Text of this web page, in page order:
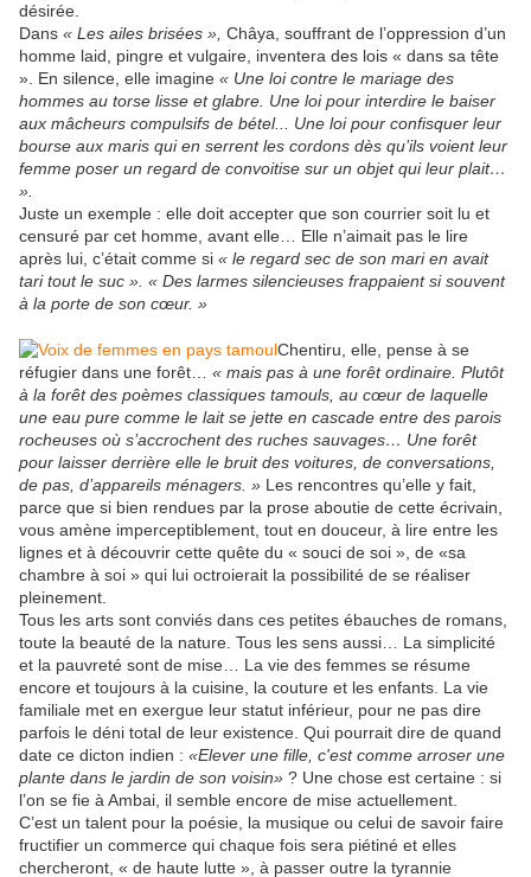
désirée.
Dans « Les ailes brisées », Châya, souffrant de l’oppression d’un
homme laid, pingre et vulgaire, inventera des lois « dans sa tête
». En silence, elle imagine « Une loi contre le mariage des
hommes au torse lisse et glabre. Une loi pour interdire le baiser
aux mâcheurs compulsifs de bétel... Une loi pour confisquer leur
bourse aux maris qui en serrent les cordons dès qu’ils voient leur
femme poser un regard de convoitise sur un objet qui leur plait…
».
Juste un exemple : elle doit accepter que son courrier soit lu et
censuré par cet homme, avant elle… Elle n’aimait pas le lire
après lui, c’était comme si « le regard sec de son mari en avait
tari tout le suc ». « Des larmes silencieuses frappaient si souvent
à la porte de son cœur. »
Chentiru, elle, pense à se
réfugier dans une forêt… « mais pas à une forêt ordinaire. Plutôt
à la forêt des poèmes classiques tamouls, au cœur de laquelle
une eau pure comme le lait se jette en cascade entre des parois
rocheuses où s’accrochent des ruches sauvages… Une forêt
pour laisser derrière elle le bruit des voitures, de conversations,
de pas, d’appareils ménagers. » Les rencontres qu’elle y fait,
parce que si bien rendues par la prose aboutie de cette écrivain,
vous amène imperceptiblement, tout en douceur, à lire entre les
lignes et à découvrir cette quête du « souci de soi », de «sa
chambre à soi » qui lui octroierait la possibilité de se réaliser
pleinement.
Tous les arts sont conviés dans ces petites ébauches de romans,
toute la beauté de la nature. Tous les sens aussi… La simplicité
et la pauvreté sont de mise… La vie des femmes se résume
encore et toujours à la cuisine, la couture et les enfants. La vie
familiale met en exergue leur statut inférieur, pour ne pas dire
parfois le déni total de leur existence. Qui pourrait dire de quand
date ce dicton indien : «Elever une fille, c'est comme arroser une
plante dans le jardin de son voisin» ? Une chose est certaine : si
l’on se fie à Ambai, il semble encore de mise actuellement.
C’est un talent pour la poésie, la musique ou celui de savoir faire
fructifier un commerce qui chaque fois sera piétiné et elles
chercheront, « de haute lutte », à passer outre la tyrannie